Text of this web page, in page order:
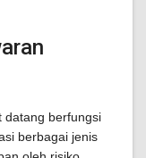
datang berfungsi
berbagai jenis